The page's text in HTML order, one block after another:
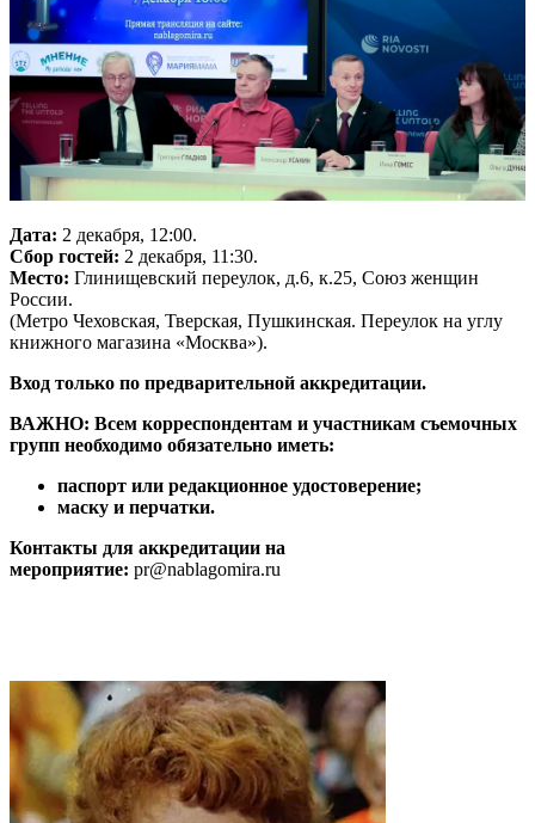
Дата: 2 декабря, 12:00.
Сбор гостей: 2 декабря, 11:30.
Место: Глинищевский переулок, д.6, к.25, Союз женщин
России.
(Метро Чеховская, Тверская, Пушкинская. Переулок на углу
книжного магазина «Москва»).
Вход только по предварительной аккредитации.
ВАЖНО: Всем корреспондентам и участникам съемочных
групп необходимо обязательно иметь:
паспорт или редакционное удостоверение;
маску и перчатки.
Контакты для аккредитации на
мероприятие: pr@nablagomira.ru